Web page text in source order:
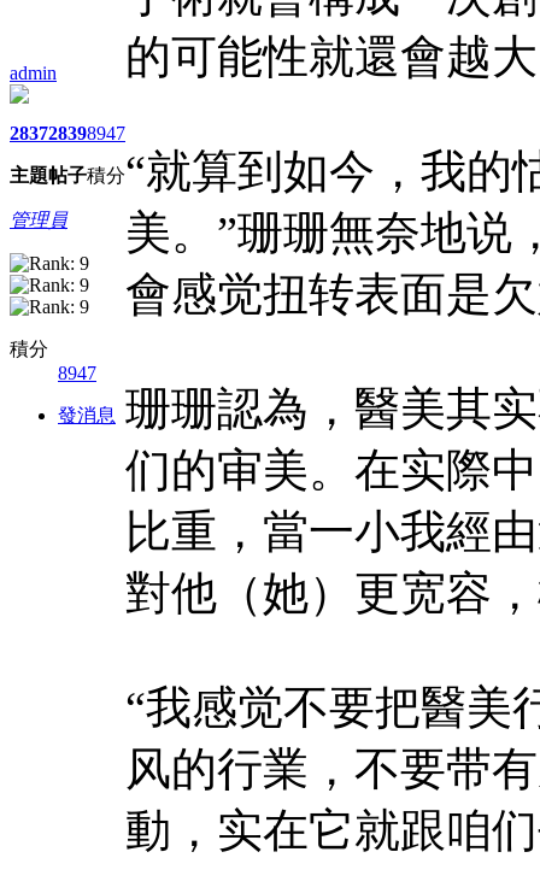
admin
2837
主題
2839
帖子
8947
積分
管理員
積分
8947
發消息
的可能性就還會越
“就算到如今，我的
美。”珊珊無奈地说
會感觉扭转表面是
珊珊認為，醫美其
们的审美。在实際
比重，當一小我經
對他（她）更宽容
“我感觉不要把醫美
风的行業，不要带
動，实在它就跟咱